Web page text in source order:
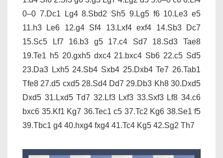
0–0 7.Dc1 Lg4 8.Sbd2 Sh5 9.Lg5 f6 10.Le3 e5
11.h3 Le6 12.g4 Sf4 13.Lxf4 exf4 14.Sb3 Dc7
15.Sc5 Lf7 16.b3 g5 17.c4 Sd7 18.Sd3 Tae8
19.Te1 h5 20.gxh5 dxc4 21.bxc4 Sb6 22.c5 Sd5
23.Da3 Lxh5 24.Sb4 Sxb4 25.Dxb4 Te7 26.Tab1
Tfe8 27.d5 cxd5 28.Sd4 Dd7 29.Db3 Kh8 30.Dxd5
Dxd5 31.Lxd5 Td7 32.Lf3 Lxf3 33.Sxf3 Lf8 34.c6
bxc6 35.Kf1 Kg7 36.Tec1 c5 37.Tc2 Kg6 38.Se1 f5
39.Tbc1 g4 40.hxg4 fxg4 41.Tc4 Kg5 42.Sg2 Th7